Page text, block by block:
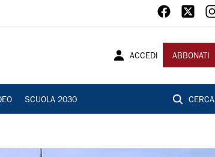
ACCEDI ABBONATI
SCUOLA 2030 CERCA